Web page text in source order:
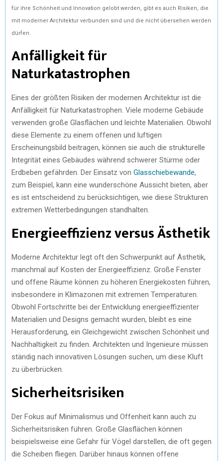
für ihre Schönheit und Innovation gelobt werden, gibt es auch Risiken, die
mit moderner Architektur verbunden sind und die nicht übersehen werden
dürfen.
Anfälligkeit für
Naturkatastrophen
Eines der größten Risiken der modernen Architektur ist die
Anfälligkeit für Naturkatastrophen. Viele moderne Gebäude
verwenden große Glasflächen und leichte Materialien. Obwohl
diese Elemente zu einem offenen und luftigen
Erscheinungsbild beitragen, können sie auch die strukturelle
Integrität eines Gebäudes während schwerer Stürme oder
Erdbeben gefährden. Der Einsatz von Glasschiebewande,
zum Beispiel, kann eine wunderschöne Aussicht bieten, aber
es ist entscheidend zu berücksichtigen, wie diese Strukturen
extremen Wetterbedingungen standhalten.
Energieeffizienz versus Ästhetik
Moderne Architektur legt oft den Schwerpunkt auf Ästhetik,
manchmal auf Kosten der Energieeffizienz. Große Fenster
und offene Räume können zu höheren Energiekosten führen,
insbesondere in Klimazonen mit extremen Temperaturen.
Obwohl Fortschritte bei der Entwicklung energieeffizienter
Materialien und Designs gemacht wurden, bleibt es eine
Herausforderung, ein Gleichgewicht zwischen Schönheit und
Nachhaltigkeit zu finden. Architekten und Ingenieure müssen
ständig nach innovativen Lösungen suchen, um diese Kluft
zu überbrücken.
Sicherheitsrisiken
Der Fokus auf Minimalismus und Offenheit kann auch zu
Sicherheitsrisiken führen. Große Glasflächen können
beispielsweise eine Gefahr für Vögel darstellen, die oft gegen
die Scheiben fliegen. Darüber hinaus können offene